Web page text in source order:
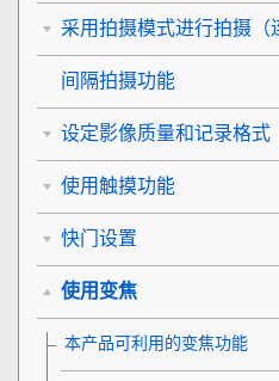
采用拍摄模式进行拍摄（
间隔拍摄功能
设定影像质量和记录格式
使用触摸功能
快门设置
使用变焦
本产品可利用的变焦功能